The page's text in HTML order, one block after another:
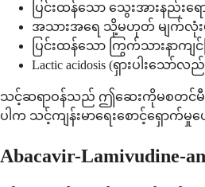
ပြင်းထန်သော သွေးအားနည်း
အသားအရေ သို့မဟုတ် မျက်လုံးမ
ပြင်းထန်သော ကြွက်သားနာကျ
Lactic acidosis (ရှားပါးသော်
သင့်ဆရာဝန်သည် ဤဆေးကိုမစတင်မီ ဓ
ပါက သင့်ကျန်းမာရေးစောင့်ရှော
Abacavir-